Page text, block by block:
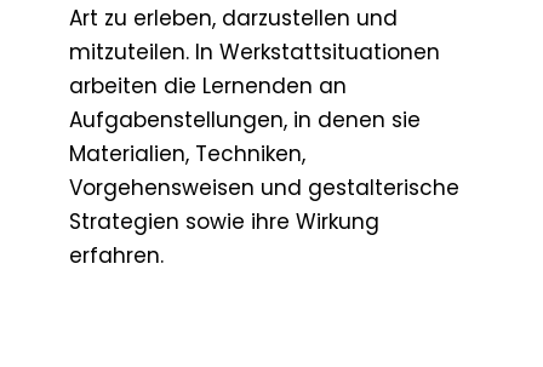
Art zu erleben, darzustellen und
mitzuteilen. In Werkstattsituationen
arbeiten die Lernenden an
Aufgabenstellungen, in denen sie
Materialien, Techniken,
Vorgehensweisen und gestalterische
Strategien sowie ihre Wirkung
erfahren.